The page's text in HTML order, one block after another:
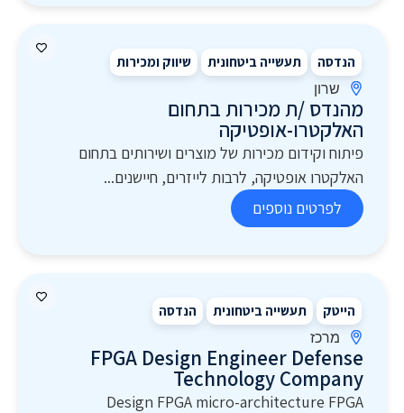
הנדסה תעשייה ביטחונית שיווק ומכירות
שרון
מהנדס /ת מכירות בתחום
האלקטרו-אופטיקה
פיתוח וקידום מכירות של מוצרים ושירותים בתחום
האלקטרו אופטיקה, לרבות לייזרים, חיישנים...
לפרטים נוספים
הייטק תעשייה ביטחונית הנדסה
מרכז
FPGA Design Engineer Defense
Technology Company
Design FPGA micro-architecture FPGA